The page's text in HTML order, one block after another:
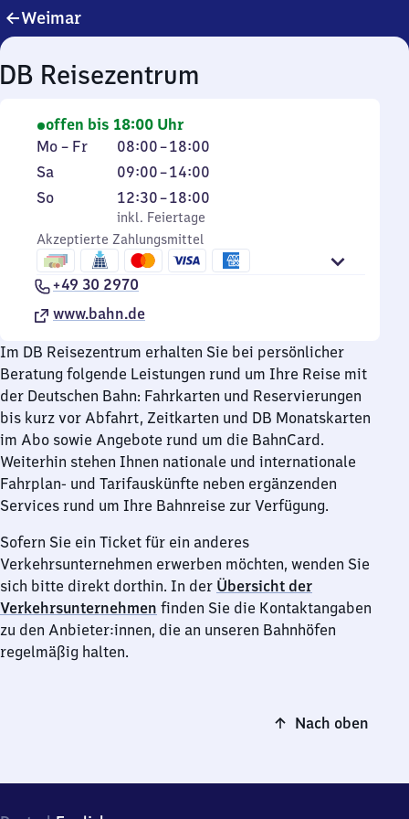
Weimar
Reisezentrum
offen bis 18:00 Uhr
Montag
bis
Freitag
Mo – Fr 08:00–18:00
Von
8
Uhr
bis
18
Uhr
Samstag
Sa 09:00–14:00
Von
9
Uhr
bis
14
Uhr
Sonntag
So,
inkl. Feiertage
12:30–18:00
Von
12
Uhr
30
bis
18
inkl. Feiertage
Akzeptierte Zahlungsmittel
+49 30 2970
www.bahn.de
Im DB Reisezentrum erhalten Sie bei persönlicher
Beratung folgende Leistungen rund um Ihre Reise mit
der Deutschen Bahn: Fahrkarten und Reservierungen
bis kurz vor Abfahrt, Zeitkarten und DB Monatskarten
im Abo sowie Angebote rund um die BahnCard.
Weiterhin stehen Ihnen nationale und internationale
Fahrplan- und Tarifauskünfte neben ergänzenden
Services rund um Ihre Bahnreise zur Verfügung.
Sofern Sie ein Ticket für ein anderes
Verkehrsunternehmen erwerben möchten, wenden Sie
sich bitte direkt dorthin. In der Übersicht der
Verkehrsunternehmen finden Sie die Kontaktangaben
zu den Anbieter:innen, die an unseren Bahnhöfen
regelmäßig halten.
Nach oben